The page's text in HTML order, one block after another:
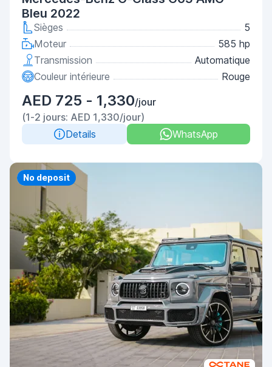
Bleu 2022
Sièges
5
Moteur
585 hp
Transmission
Automatique
Couleur intérieure
Rouge
AED 725 - 1,330/jour
(1-2 jours: AED 1,330/jour)
Details
WhatsApp
Priority
No deposit